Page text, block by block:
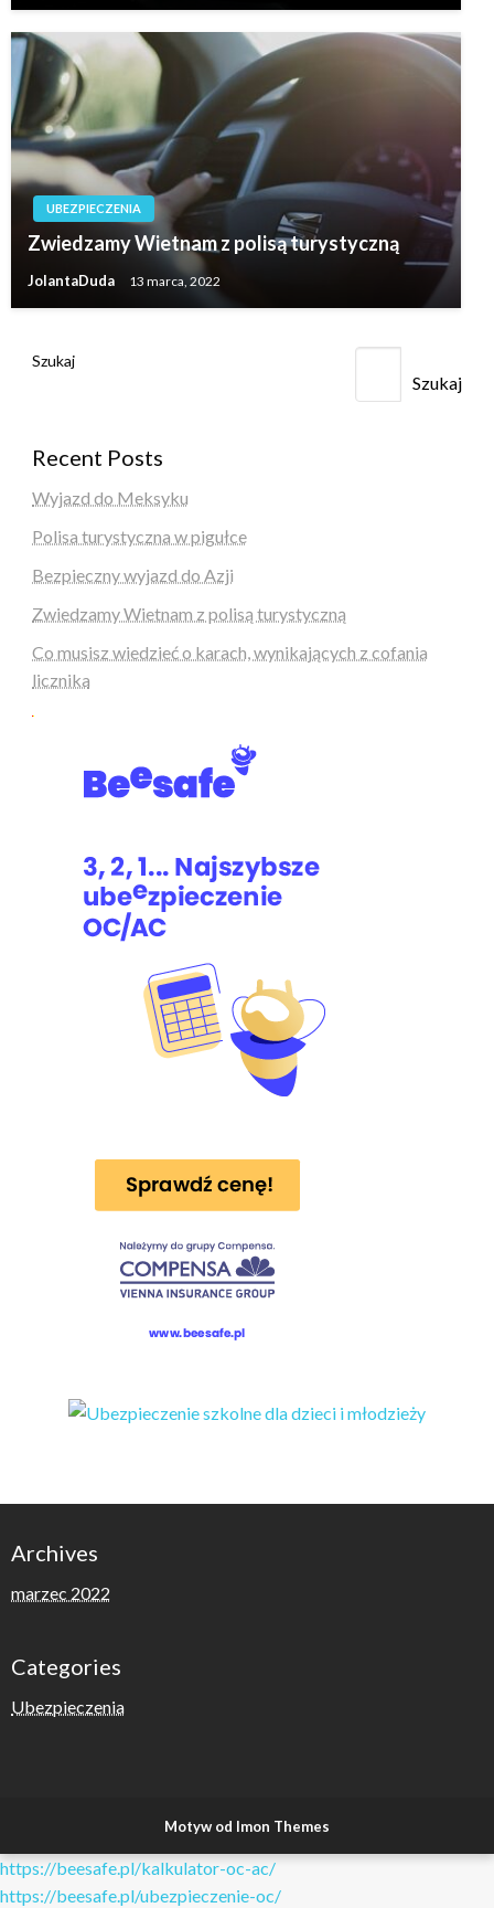
UBEZPIECZENIA
Zwiedzamy Wietnam z polisą turystyczną
JolantaDuda 13 marca, 2022
Szukaj
Szukaj
Recent Posts
Wyjazd do Meksyku
Polisa turystyczna w pigułce
Bezpieczny wyjazd do Azji
Zwiedzamy Wietnam z polisą turystyczną
Co musisz wiedzieć o karach, wynikających z cofania
licznika
Archives
marzec 2022
Categories
Ubezpieczenia
Motyw od Imon Themes
https://beesafe.pl/kalkulator-oc-ac/
https://beesafe.pl/ubezpieczenie-oc/